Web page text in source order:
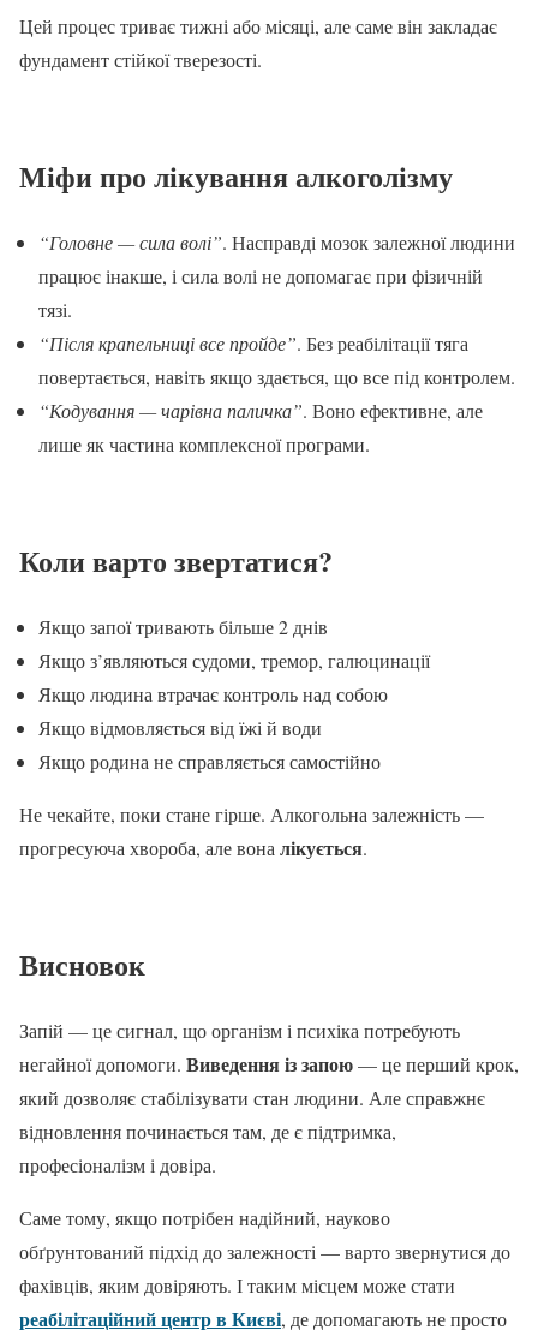
Цей процес триває тижні або місяці, але саме він закладає
фундамент стійкої тверезості.
Міфи про лікування алкоголізму
“Головне — сила волі”. Насправді мозок залежної людини
працює інакше, і сила волі не допомагає при фізичній
тязі.
“Після крапельниці все пройде”. Без реабілітації тяга
повертається, навіть якщо здається, що все під контролем.
“Кодування — чарівна паличка”. Воно ефективне, але
лише як частина комплексної програми.
Коли варто звертатися?
Якщо запої тривають більше 2 днів
Якщо з’являються судоми, тремор, галюцинації
Якщо людина втрачає контроль над собою
Якщо відмовляється від їжі й води
Якщо родина не справляється самостійно
Не чекайте, поки стане гірше. Алкогольна залежність —
прогресуюча хвороба, але вона лікується.
Висновок
Запій — це сигнал, що організм і психіка потребують
негайної допомоги. Виведення із запою— це перший крок,
який дозволяє стабілізувати стан людини. Але справжнє
відновлення починається там, де є підтримка,
професіоналізм і довіра.
Саме тому, якщо потрібен надійний, науково
обґрунтований підхід до залежності — варто звернутися до
фахівців, яким довіряють. І таким місцем може стати
реабілітаційний центр в Києві, де допомагають не просто